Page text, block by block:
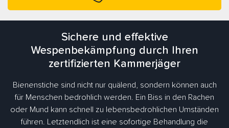
Sichere und effektive
Wespenbekämpfung durch Ihren
zertifizierten Kammerjäger
Bienenstiche sind nicht nur quälend, sondern können auch
für Menschen bedrohlich werden. Ein Biss in den Rachen
oder Mund kann schnell zu lebensbedrohlichen Umständen
führen. Letztendlich ist eine sofortige Behandlung die